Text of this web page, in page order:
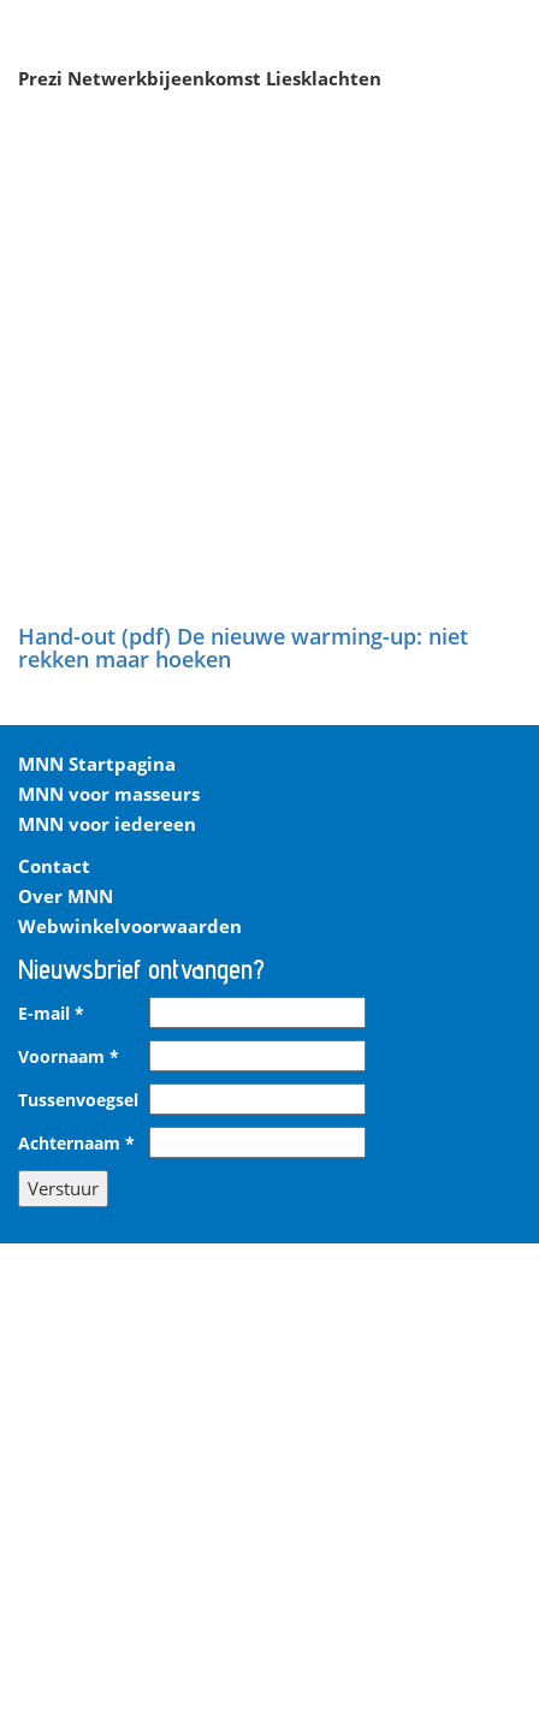
Prezi Netwerkbijeenkomst Liesklachten
Hand-out (pdf) De nieuwe warming-up: niet
rekken maar hoeken
MNN Startpagina
MNN voor masseurs
MNN voor iedereen
Contact
Over MNN
Webwinkelvoorwaarden
Nieuwsbrief ontvangen?
E-mail *
Voornaam *
Tussenvoegsel
Achternaam *